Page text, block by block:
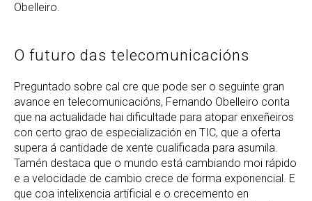
Obelleiro.
O futuro das telecomunicacións
Preguntado sobre cal cre que pode ser o seguinte gran
avance en telecomunicacións, Fernando Obelleiro conta
que na actualidade hai dificultade para atopar enxeñeiros
con certo grao de especialización en TIC, que a oferta
supera á cantidade de xente cualificada para asumila.
Tamén destaca que o mundo está cambiando moi rápido
e a velocidade de cambio crece de forma exponencial. E
que coa intelixencia artificial e o crecemento en